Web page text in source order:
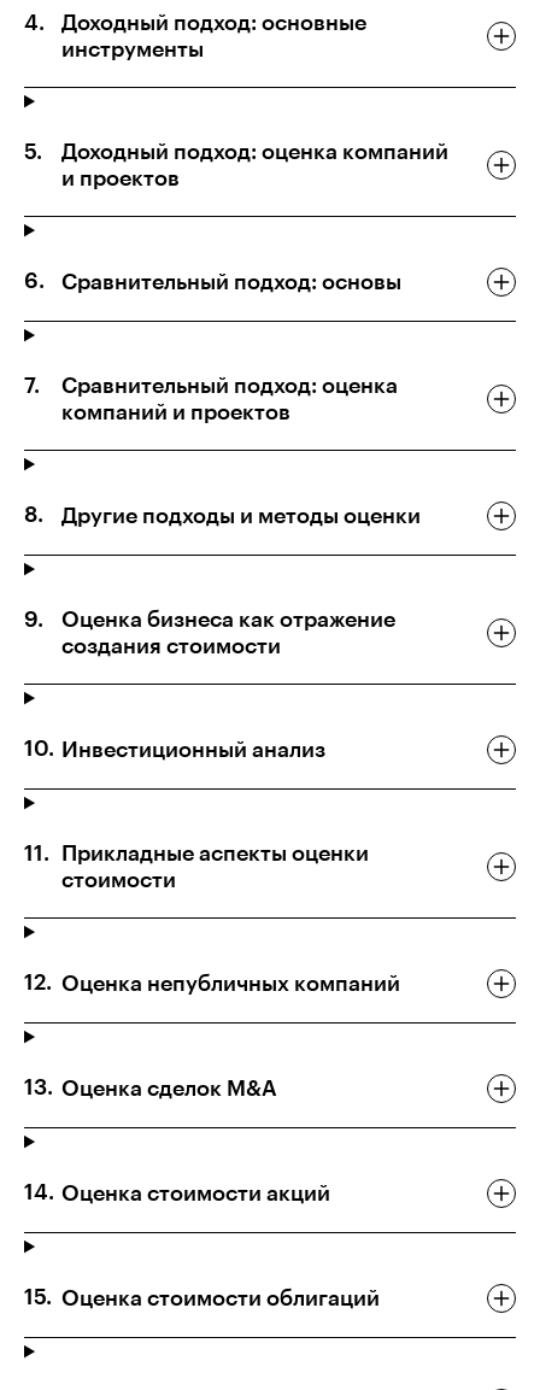
Доходный подход: основные
инструменты
Доходный подход: оценка компаний
и проектов
Сравнительный подход: основы
Сравнительный подход: оценка
компаний и проектов
Другие подходы и методы оценки
Оценка бизнеса как отражение
создания стоимости
Инвестиционный анализ
Прикладные аспекты оценки
стоимости
Оценка непубличных компаний
Оценка сделок M&A
Оценка стоимости акций
Оценка стоимости облигаций